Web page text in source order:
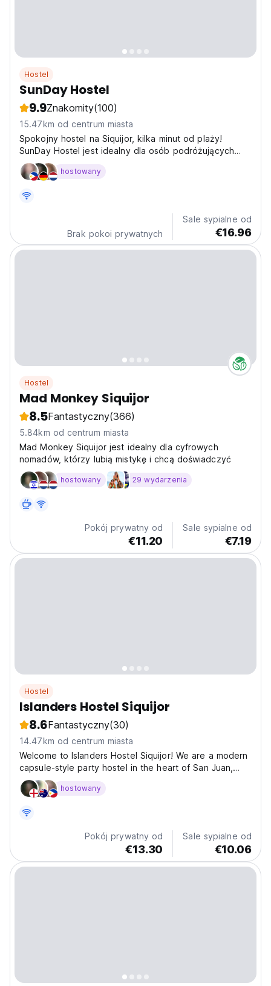
Hostel
SunDay Hostel
9.9Znakomity(100)
15.47km od centrum miasta
Spokojny hostel na Siquijor, kilka minut od plaży!
SunDay Hostel jest idealny dla osób podróżujących
samotnie, które szukają wodospadów, zachodów
słońca i magii wyspy. (Auto-translated from original
hostowany
Brak pokoi prywatnych
Sale sypialne od
€16.96
Hostel
Mad Monkey Siquijor
8.5Fantastyczny(366)
5.84km od centrum miasta
Mad Monkey Siquijor jest idealny dla cyfrowych
nomadów, którzy lubią mistykę i chcą doświadczyć
hostowany 29 wydarzenia
Pokój prywatny od
€11.20
Sale sypialne od
€7.19
Hostel
Islanders Hostel Siquijor
8.6Fantastyczny(30)
14.47km od centrum miasta
Welcome to Islanders Hostel Siquijor! We are a modern
capsule-style party hostel in the heart of San Juan,
designed for travelers who want to meet people,
explore the island, and have an unforgettable time.
hostowany
Pokój prywatny od
€13.30
Sale sypialne od
€10.06